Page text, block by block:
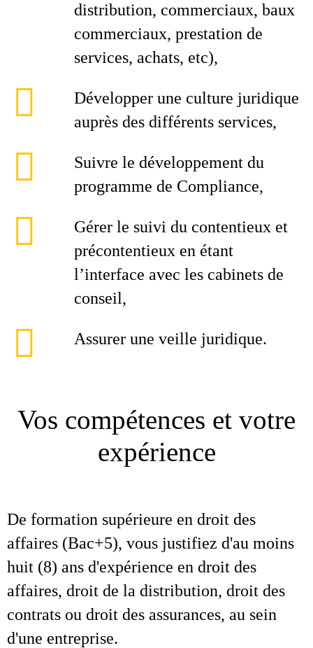
distribution, commerciaux, baux
commerciaux, prestation de
services, achats, etc),
Développer une culture juridique
auprès des différents services,
Suivre le développement du
programme de Compliance,
Gérer le suivi du contentieux et
précontentieux en étant
l’interface avec les cabinets de
conseil,
Assurer une veille juridique.
Vos compétences et votre
expérience
De formation supérieure en droit des
affaires (Bac+5), vous justifiez d'au moins
huit (8) ans d'expérience en droit des
affaires, droit de la distribution, droit des
contrats ou droit des assurances, au sein
d'une entreprise.